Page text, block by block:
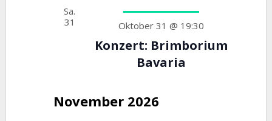
Sa.
31
Konzert: Brimborium
Bavaria
Oktober 31 @ 19:30
November 2026